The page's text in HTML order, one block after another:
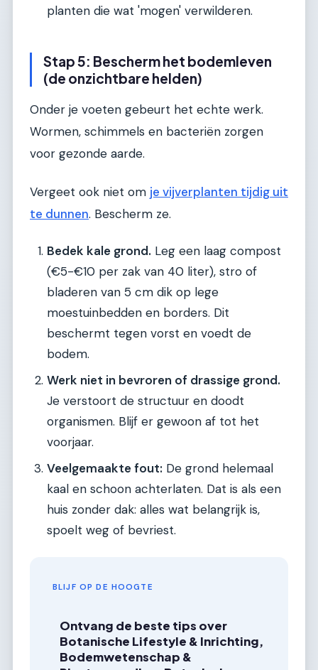
planten die wat 'mogen' verwilderen.
Stap 5: Bescherm het bodemleven
(de onzichtbare helden)
Onder je voeten gebeurt het echte werk.
Wormen, schimmels en bacteriën zorgen
voor gezonde aarde.
Vergeet ook niet om je vijverplanten tijdig uit
te dunnen. Bescherm ze.
Bedek kale grond. Leg een laag compost
(€5-€10 per zak van 40 liter), stro of
bladeren van 5 cm dik op lege
moestuinbedden en borders. Dit
beschermt tegen vorst en voedt de
bodem.
Werk niet in bevroren of drassige grond.
Je verstoort de structuur en doodt
organismen. Blijf er gewoon af tot het
voorjaar.
Veelgemaakte fout: De grond helemaal
kaal en schoon achterlaten. Dat is als een
huis zonder dak: alles wat belangrijk is,
spoelt weg of bevriest.
BLIJF OP DE HOOGTE
Ontvang de beste tips over
Botanische Lifestyle & Inrichting,
Bodemwetenschap &